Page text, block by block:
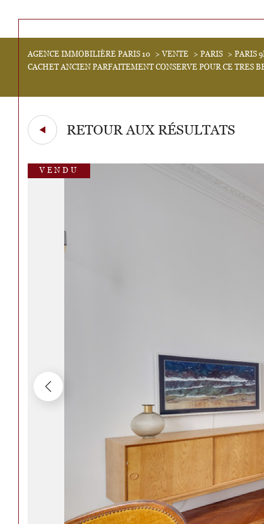
Acheter
de l'ancien
TYPE DE BIEN 1
Appartement 75001 - Paris
AGENCE IMMOBILIÈRE PARIS 10 VENTE PARIS PARIS
CACHET ANCIEN PARFAITEMENT CONSERVE POUR CE TRES
RETOUR AUX RÉSULTATS
VENDU